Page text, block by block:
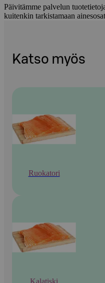
Päivitämme palvelun
kuitenkin tarkistamaan
Katso myös
Ruokatori
Kalatiski